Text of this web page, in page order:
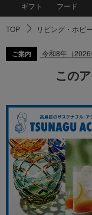
ギフト フード
TOP リビング・ホビ
ご案内 令和8年（
この